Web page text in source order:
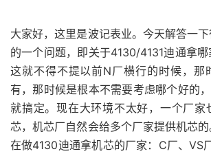
大家好，这里是波记表业。今天解答一
的一个问题，即关于4130/4131迪通拿哪
这就不得不提以前N厂横行的时候，那
有，那时候是根本不需要考虑哪个好的
就搞定。现在大环境不太好，一个厂家
芯，机芯厂自然会给多个厂家提供机芯
在做4130迪通拿机芯的厂家：C厂、VS